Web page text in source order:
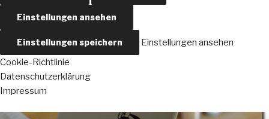
Einstellungen ansehen
Einstellungen speichern
Einstellungen ansehen
Cookie-Richtlinie
Datenschutzerklärung
Impressum